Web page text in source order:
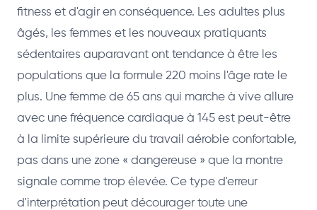
fitness et d'agir en conséquence. Les adultes plus
âgés, les femmes et les nouveaux pratiquants
sédentaires auparavant ont tendance à être les
populations que la formule 220 moins l'âge rate le
plus. Une femme de 65 ans qui marche à vive allure
avec une fréquence cardiaque à 145 est peut-être
à la limite supérieure du travail aérobie confortable,
pas dans une zone « dangereuse » que la montre
signale comme trop élevée. Ce type d'erreur
d'interprétation peut décourager toute une